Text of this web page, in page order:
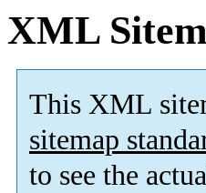
XML
This XML
sitemap
to see the